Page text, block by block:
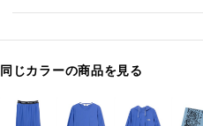
同じカラーの商品を見る